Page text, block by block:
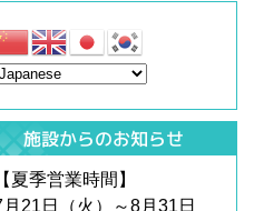
施設からのお知らせ
【夏季営業時間】
月21日（火）～8月31日